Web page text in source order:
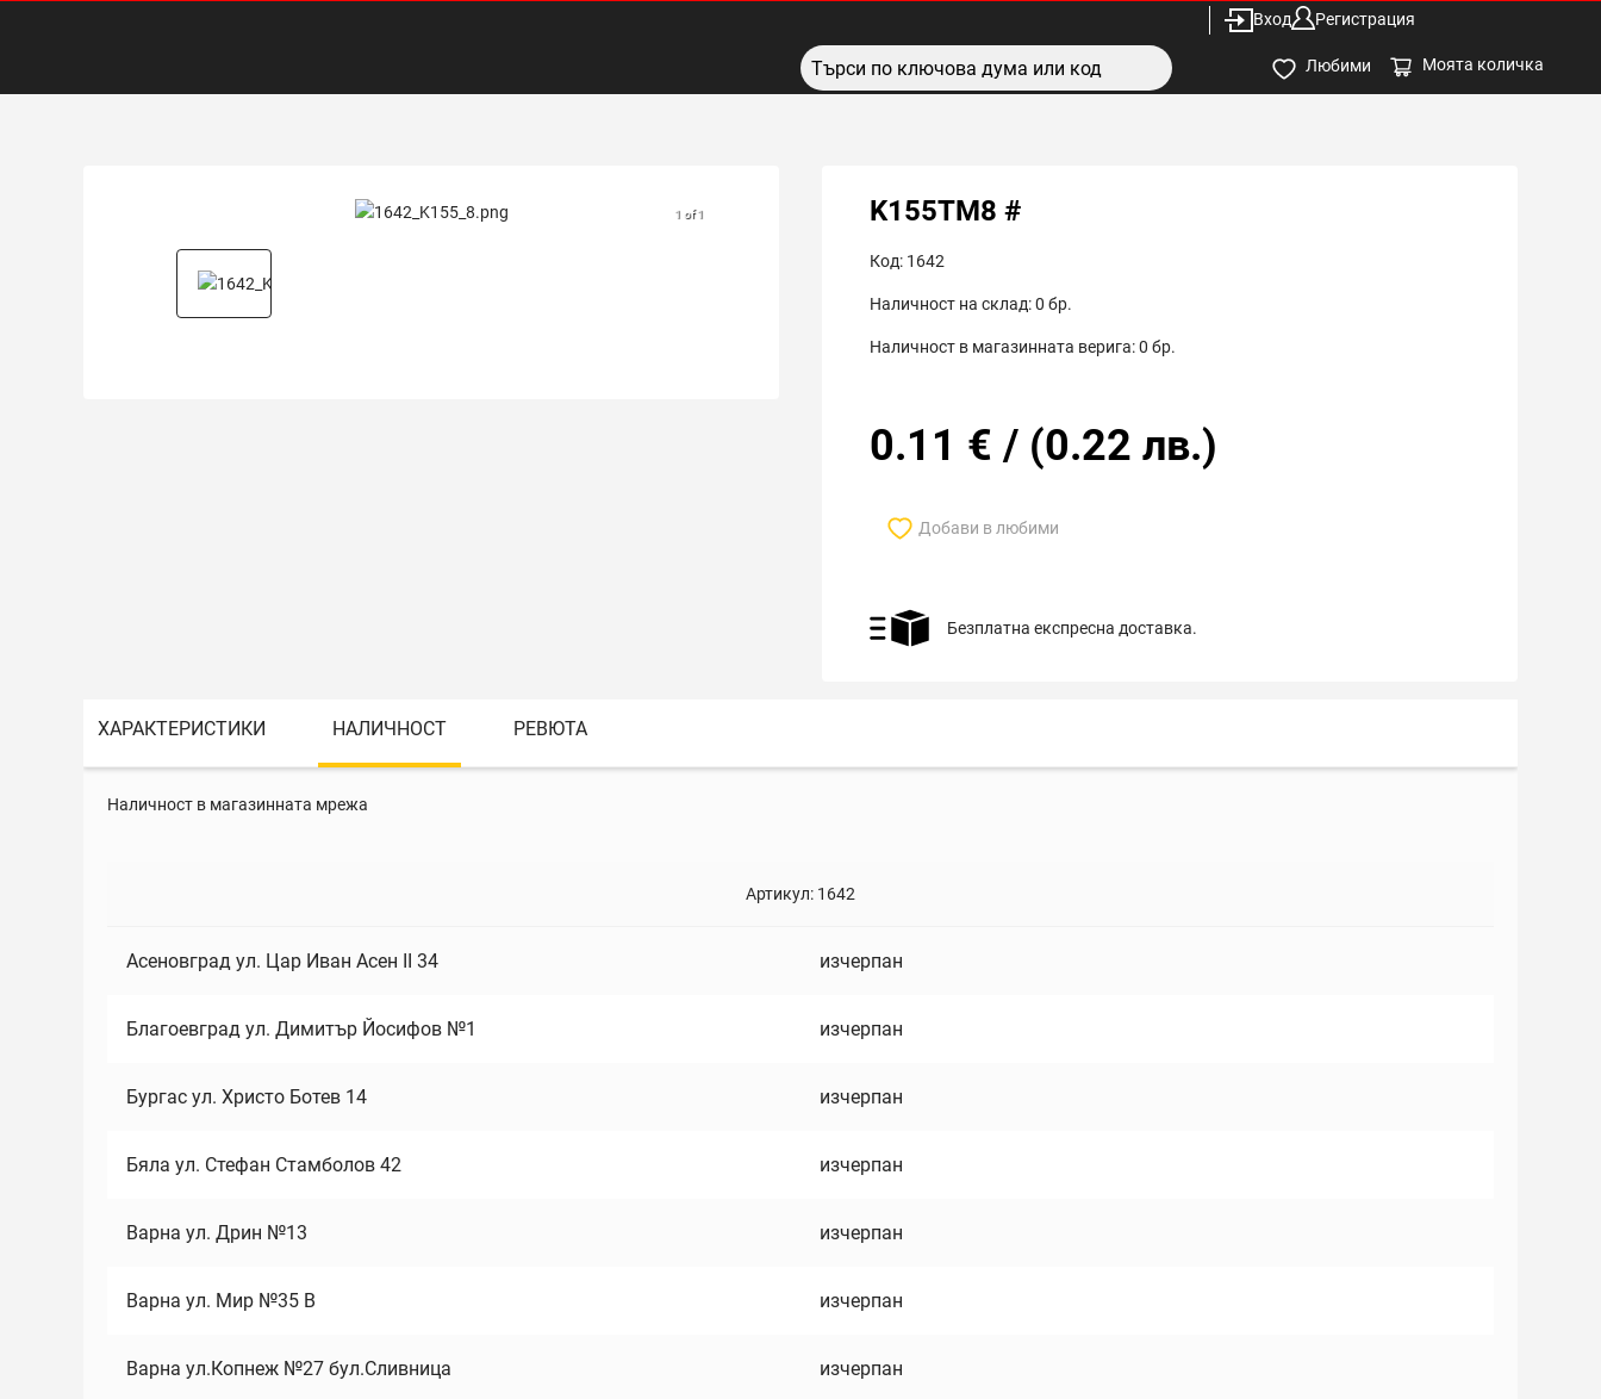
Вход Регистрация
Любими Моята количка
1 of 1 K155ТМ8 #
Код: 1642
Наличност на склад:0 бр.
Наличност в магазинната верига:0 бр.
0.11 € / (0.22 лв.)
Добави в любими
Безплатна експресна доставка.
ХАРАКТЕРИСТИКИ НАЛИЧНОСТ РЕВЮТА
Наличност в магазинната мрежа
Артикул: 1642
Асеновград ул. Цар Иван Асен II 34 изчерпан
Благоевград ул. Димитър Йосифов №1 изчерпан
Бургас ул. Христо Ботев 14 изчерпан
Бяла ул. Стефан Стамболов 42 изчерпан
Варна ул. Дрин №13 изчерпан
Варна ул. Мир №35 В изчерпан
Варна ул.Копнеж №27 бул.Сливница изчерпан